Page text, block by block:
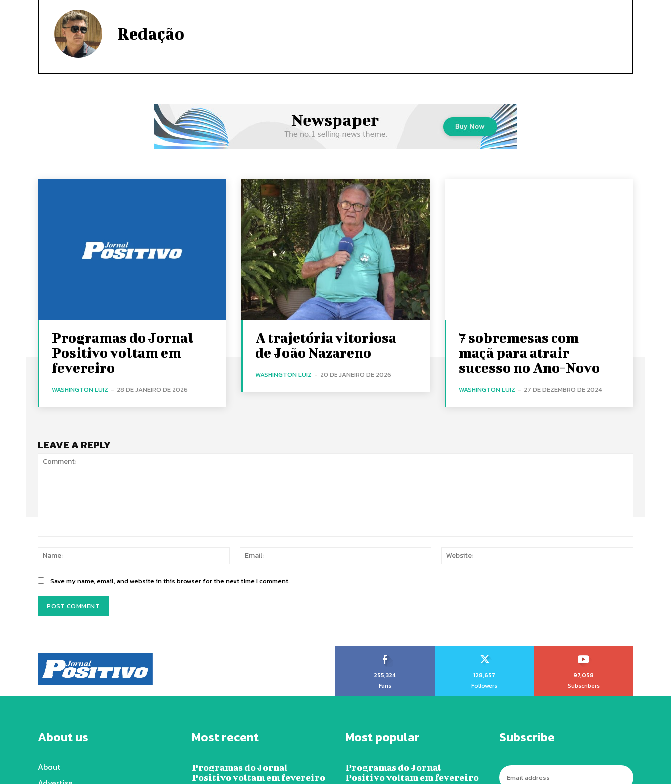
Redação
Programas do Jornal
Positivo voltam em
fevereiro
WASHINGTON LUIZ - 28 DE JANEIRO DE 2026
A trajetória vitoriosa
de João Nazareno
WASHINGTON LUIZ - 20 DE JANEIRO DE 2026
7 sobremesas com
maçã para atrair
sucesso no Ano-Novo
WASHINGTON LUIZ - 27 DE DEZEMBRO DE 2024
LEAVE A REPLY
Name:
Email:
Save my name, email, and website in this browser for the next time I comment.
255,324
Fans
128,657
Followers
97,058
Subscribers
About us
About
Most recent
Programas do Jornal
Positivo voltam em fevereiro
Most popular
Programas do Jornal
Positivo voltam em fevereiro
Subscribe